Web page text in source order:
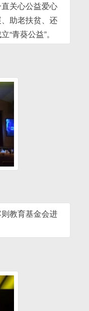
关心公益爱心
助老扶贫、还
“青葵公益”。
教育基金会进